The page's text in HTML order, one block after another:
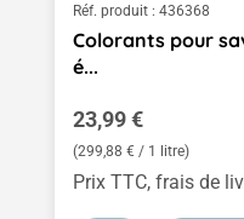
Réf. produit : 436368
Colorants pour
é...
Prix régulier :
23,99 €
(299,88 € / 1 litre)
Prix TTC, frais de